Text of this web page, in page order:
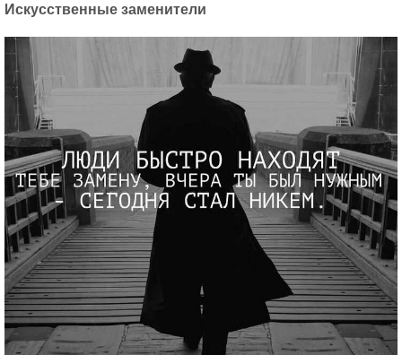
Искусственные заменители